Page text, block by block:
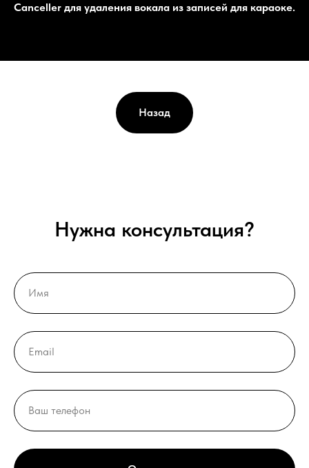
Canceller для удаления вокала из записей для караоке.
Назад
Нужна консультация?